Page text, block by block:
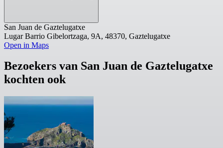
San Juan de Gaztelugatxe
Lugar Barrio Gibelortzaga, 9A, 48370, Gaztelugatxe
Open in Maps
Bezoekers van San Juan de Gaztelugatxe
kochten ook